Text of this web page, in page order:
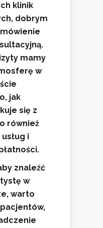
klinik
dobrym
.
mamy
w
jak
się z
również
i
znaleźć
w
warto